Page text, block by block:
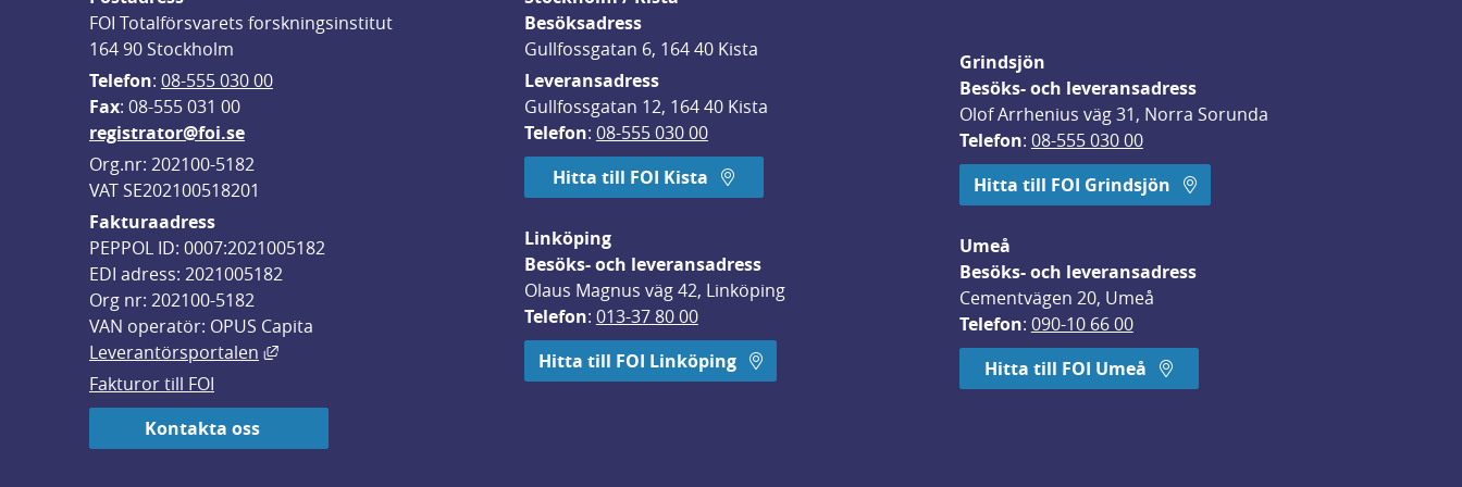
FOI Totalförsvarets forskningsinstitut
164 90 Stockholm
Telefon: 08-555 030 00
Fax: 08-555 031 00
registrator@foi.se
Org.nr: 202100-5182
VAT SE202100518201
Fakturaadress
PEPPOL ID: 0007:2021005182
EDI adress: 2021005182
Org nr: 202100-5182
VAN operatör: OPUS Capita
Leverantörsportalen
Länk till annan webbplats, öppnas i nytt fönster.
Fakturor till FOI
Kontakta oss
Besöksadress
Gullfossgatan 6, 164 40 Kista
Leveransadress
Gullfossgatan 12, 164 40 Kista
Telefon: 08-555 030 00
Hitta till FOI Kista
Linköping
Besöks- och leveransadress
Olaus Magnus väg 42, Linköping
Telefon: 013-37 80 00
Hitta till FOI Linköping
Grindsjön
Besöks- och leveransadress
Olof Arrhenius väg 31, Norra Sorunda
Telefon: 08-555 030 00
Hitta till FOI Grindsjön
Umeå
Besöks- och leveransadress
Cementvägen 20, Umeå
Telefon: 090-10 66 00
Hitta till FOI Umeå